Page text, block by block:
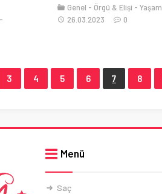
Genel Örgü & Elişi
Yaşam
26.03.2023
0
3 4 5 6 7 8
Menü
Saç